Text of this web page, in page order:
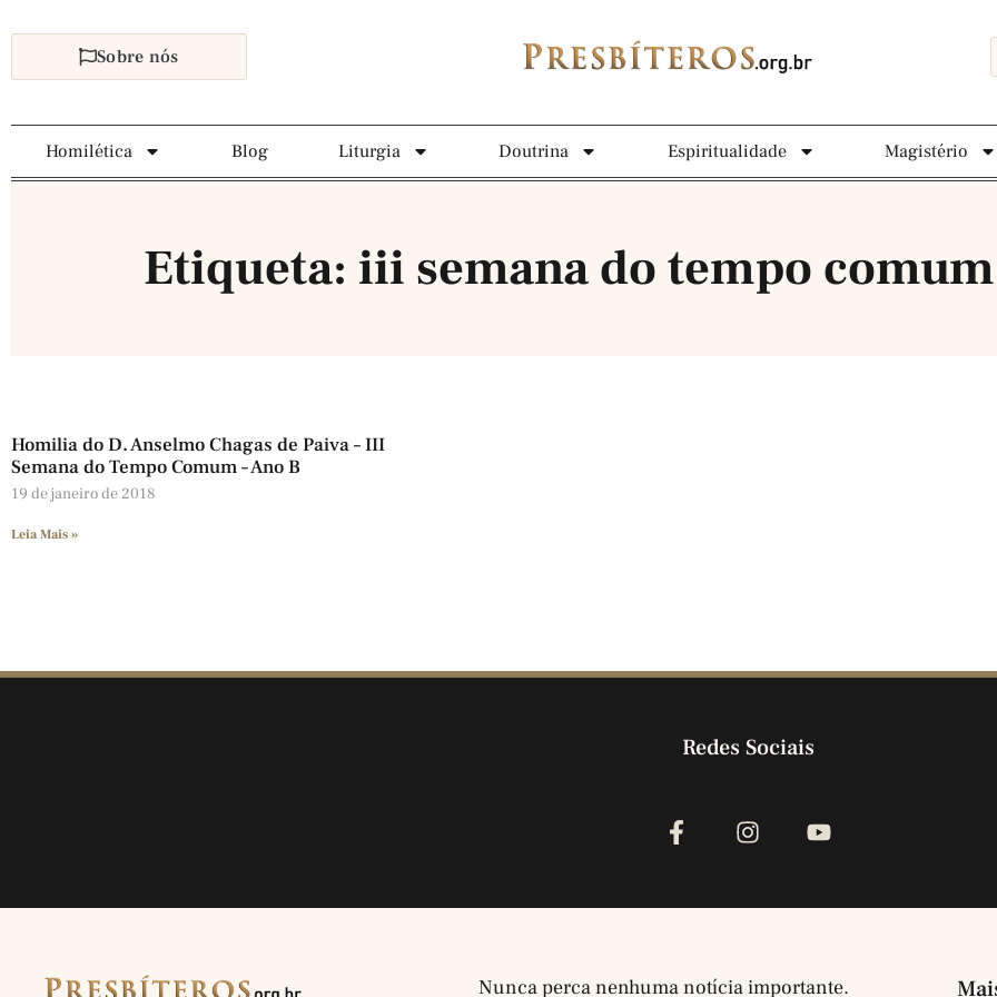
Sobre nós
Homilética Blog Liturgia Doutrina Espiritualidade Magistério
Etiqueta: iii semana do tempo comum
Homilia do D. Anselmo Chagas de Paiva – III
Semana do Tempo Comum – Ano B
19 de janeiro de 2018
Leia Mais »
Redes Sociais
Nunca perca nenhuma notícia importante.